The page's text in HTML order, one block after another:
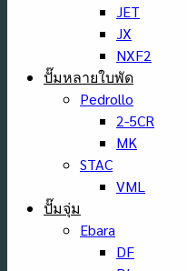
JET
JX
NXF2
ปั๊มหลายใบพัด
Pedrollo
2-5CR
MK
STAC
VML
ปั๊มจุ่ม
Ebara
DF